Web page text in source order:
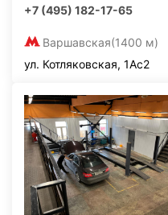
+7 (495) 182-17-65
Варшавская(1400 м)
ул. Котляковская, 1Ас2